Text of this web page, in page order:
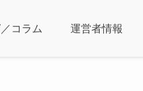
コラム 運営者情報